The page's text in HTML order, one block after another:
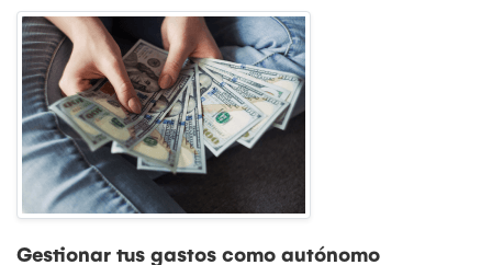
Gestionar tus gastos como autónomo